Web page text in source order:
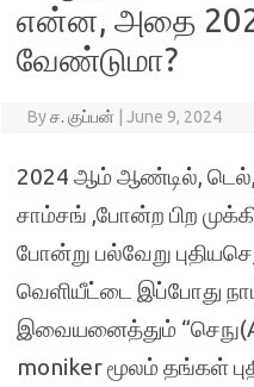
என்ன, அதை
வேண்டுமா?
Byச. குப்பன் June 9, 2024
2024 ஆம் ஆண்டில்,
சாம்சங் ,போன்ற பிற
போன்று பல்வேறு
வெளியீட்டை இப்போது
இவையனைத்தும்
moniker மூலம் தங்கள்